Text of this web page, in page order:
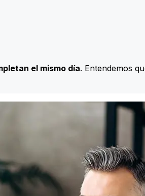
el mismo día. Entendemos